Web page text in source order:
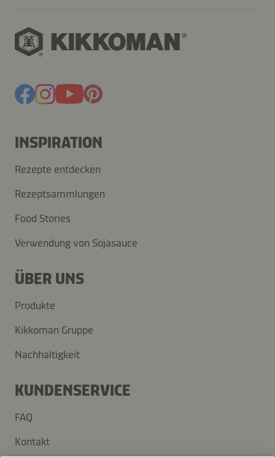
INSPIRATION
Rezepte entdecken
Rezeptsammlungen
Food Stories
Verwendung von Sojasauce
ÜBER UNS
Produkte
Kikkoman Gruppe
Nachhaltigkeit
KUNDENSERVICE
FAQ
Kontakt